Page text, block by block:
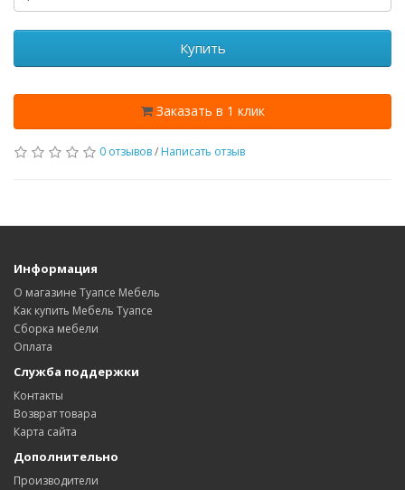
Купить
Заказать в 1 клик
0 отзывов/ Написать отзыв
Информация
О магазине Туапсе Мебель
Как купить Мебель Туапсе
Сборка мебели
Оплата
Служба поддержки
Контакты
Возврат товара
Карта сайта
Дополнительно
Производители